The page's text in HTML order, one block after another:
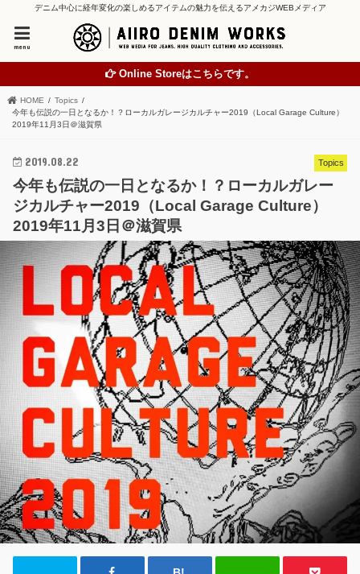
デニム中心に経年変化の楽しめるアイテムの魅力を伝えるアメカジWEBメディア
menu
Online Storeはこちらです。
HOME
Topics
今年も伝説の一日となるか！？ローカルガレージカルチャー2019（Local Garage Culture）
2019年11月3日＠滋賀県
Topics
2019.08.22
今年も伝説の一日となるか！？ローカルガレー
ジカルチャー2019（Local Garage Culture）
2019年11月3日＠滋賀県